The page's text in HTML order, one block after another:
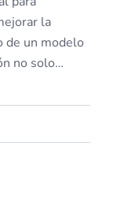
la
de un modelo
no solo…